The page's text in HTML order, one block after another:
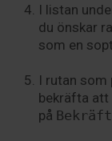
I listan
du önskar
som en
I rutan som
bekräfta att
på